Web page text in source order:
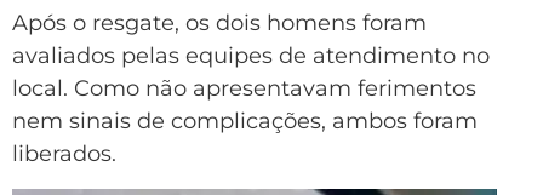
Após o resgate, os dois homens foram
avaliados pelas equipes de atendimento no
local. Como não apresentavam ferimentos
nem sinais de complicações, ambos foram
liberados.